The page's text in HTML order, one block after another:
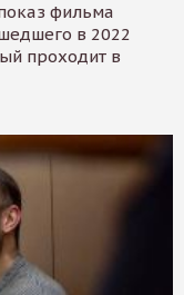
фильма
в 2022
проходит в